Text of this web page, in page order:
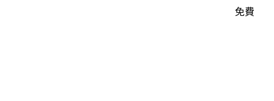
免費